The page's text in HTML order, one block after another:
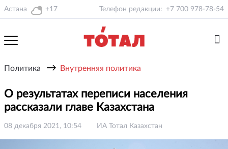
Астана +17 Телефон редакции: +7 700 978-78-54
Политика → Внутренняя политика
О результатах переписи населения
рассказали главе Казахстана
08 декабря 2021, 10:54 ИА Тотал Казахстан